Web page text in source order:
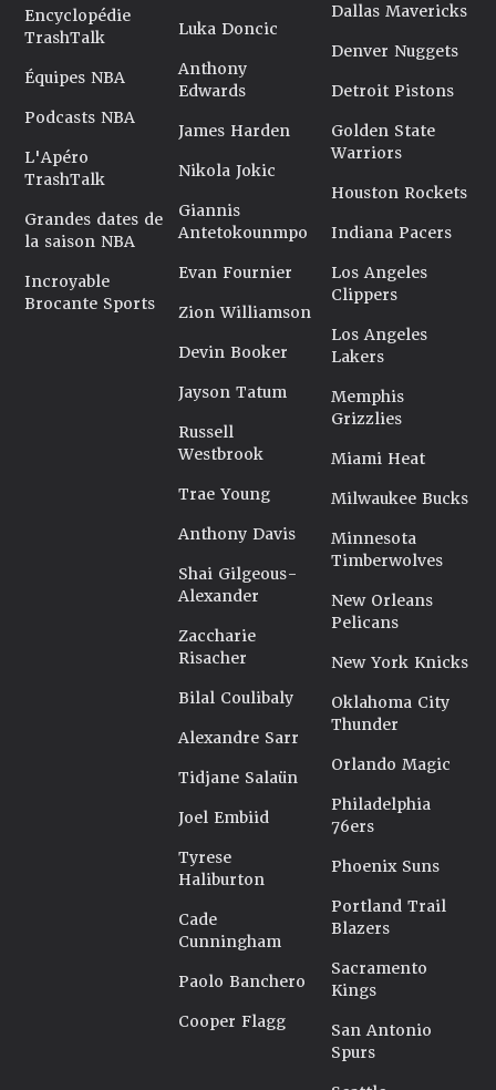
Encyclopédie
TrashTalk
Équipes NBA
Podcasts NBA
L'Apéro
TrashTalk
Grandes dates de
la saison NBA
Incroyable
Brocante Sports
Luka Doncic
Anthony
Edwards
James Harden
Nikola Jokic
Giannis
Antetokounmpo
Evan Fournier
Zion Williamson
Devin Booker
Jayson Tatum
Russell
Westbrook
Trae Young
Anthony Davis
Shai Gilgeous-
Alexander
Zaccharie
Risacher
Bilal Coulibaly
Alexandre Sarr
Tidjane Salaün
Joel Embiid
Tyrese
Haliburton
Cade
Cunningham
Paolo Banchero
Cooper Flagg
Dallas Mavericks
Denver Nuggets
Detroit Pistons
Golden State
Warriors
Houston Rockets
Indiana Pacers
Los Angeles
Clippers
Los Angeles
Lakers
Memphis
Grizzlies
Miami Heat
Milwaukee Bucks
Minnesota
Timberwolves
New Orleans
Pelicans
New York Knicks
Oklahoma City
Thunder
Orlando Magic
Philadelphia
76ers
Phoenix Suns
Portland Trail
Blazers
Sacramento
Kings
San Antonio
Spurs